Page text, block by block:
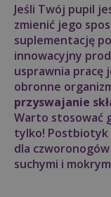
Jeśli Twój pupil
zmienić jego
suplementację
innowacyjny
usprawnia pracę
obronne
przyswajanie
Warto stosować
tylko! Postbiotyk
dla
suchymi i